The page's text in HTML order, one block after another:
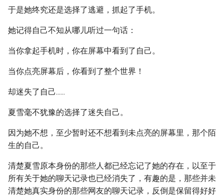
于是她终究还是选择了逃避，抓起了手机。
她记得自己不知从哪儿听过一句话：
当你拿起手机时，你在屏幕中看到了自己。
当你点亮屏幕后，你看到了整个世界！
却迷失了自己......
夏雪毫不犹豫的选择了迷失自己。
因为她不想，至少暂时还不想看到未点亮的屏幕里，那个陌
生的自己。
清楚夏雪原本身份的那些人都已经忘记了她的存在，以至于
所有关于她的聊天记录也已经消失了，有趣的是，那些并未
清楚她真实身份的那些网友的聊天记录，反倒是保留得好好